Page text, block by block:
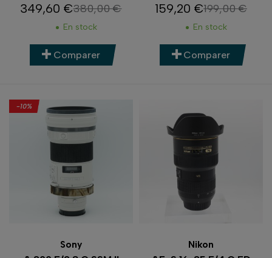
Prix
349,60 €Prix de base
380,00 €
En stock
Comparer
Prix
159,20 €Prix de base
199,00 €
En stock
Comparer
-10%
Sony Nikon